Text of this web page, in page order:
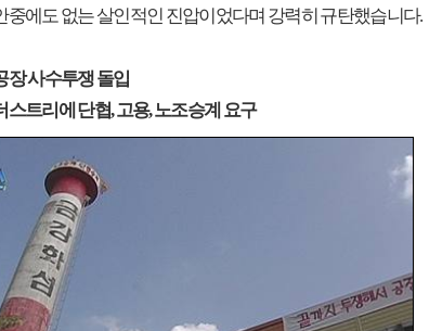
중에도 없는 살인적인 진압이었다며 강력히 규탄했습니다.
장 사수투쟁 돌입
트리에 단협, 고용, 노조승계 요구